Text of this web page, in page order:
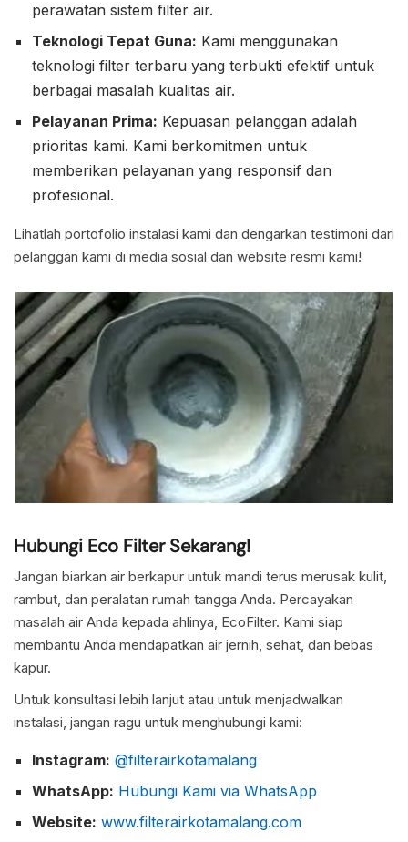
perawatan sistem filter air.
Teknologi Tepat Guna: Kami menggunakan
teknologi filter terbaru yang terbukti efektif untuk
berbagai masalah kualitas air.
Pelayanan Prima: Kepuasan pelanggan adalah
prioritas kami. Kami berkomitmen untuk
memberikan pelayanan yang responsif dan
profesional.
Lihatlah portofolio instalasi kami dan dengarkan testimoni dari
pelanggan kami di media sosial dan website resmi kami!
Hubungi Eco Filter Sekarang!
Jangan biarkan air berkapur untuk mandi terus merusak kulit,
rambut, dan peralatan rumah tangga Anda. Percayakan
masalah air Anda kepada ahlinya, EcoFilter. Kami siap
membantu Anda mendapatkan air jernih, sehat, dan bebas
kapur.
Untuk konsultasi lebih lanjut atau untuk menjadwalkan
instalasi, jangan ragu untuk menghubungi kami:
Instagram: @filterairkotamalang
WhatsApp: Hubungi Kami via WhatsApp
Website: www.filterairkotamalang.com